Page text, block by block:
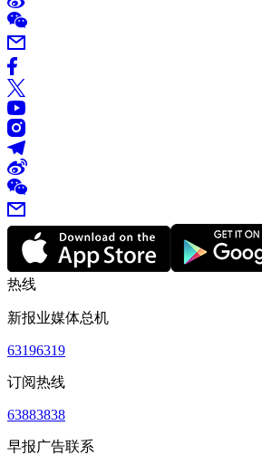
热线
新报业媒体总机
63196319
订阅热线
63883838
早报广告联系